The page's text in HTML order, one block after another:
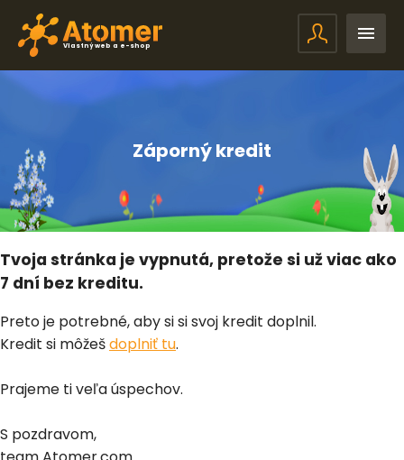
Vlastný web a e-shop
Záporný kredit
Tvoja stránka je vypnutá, pretože si už viac ako
7 dní bez kreditu.
Preto je potrebné, aby si si svoj kredit doplnil.
Kredit si môžešdoplniť tu.
Prajeme ti veľa úspechov.
S pozdravom,